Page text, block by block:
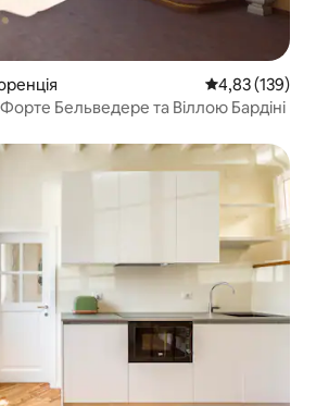
Середня
4,83 (139)
Бельведере та Віллою Бардіні